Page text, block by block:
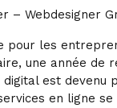
– Webdesigner
pour les
une année de
est devenu
en ligne